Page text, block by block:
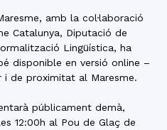
amb la col·laboració
Catalunya, Diputació de
Lingüística, ha
disponible en versió online –
de proximitat al Maresme.
públicament demà,
12:00h al Pou de Glaç de